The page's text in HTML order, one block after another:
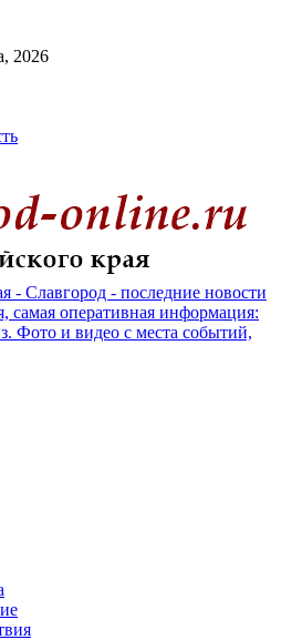
2026
- Славгород - последние новости
самая оперативная информация:
Фото и видео с места событий,